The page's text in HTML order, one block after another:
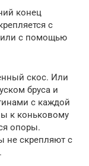
конец
с
или с помощью
скос. Или
бруса и
с каждой
к коньковому
опоры.
не скрепляют с